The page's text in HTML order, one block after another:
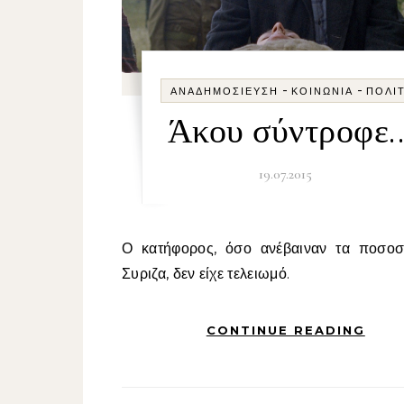
ΑΝΑΔΗΜΟΣΊΕΥΣΗ - ΚΟΙΝΩΝΊΑ -
Άκου σύντροφε..
19.07.2015
Ο κατήφορος, όσο ανέβαιναν τα ποσοστά του
Συριζα, δεν είχε τελειωμό.
CONTINUE READING